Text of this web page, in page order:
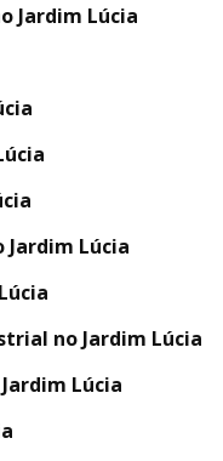
Jardim Lúcia
Lúcia
no Jardim Lúcia
Lúcia